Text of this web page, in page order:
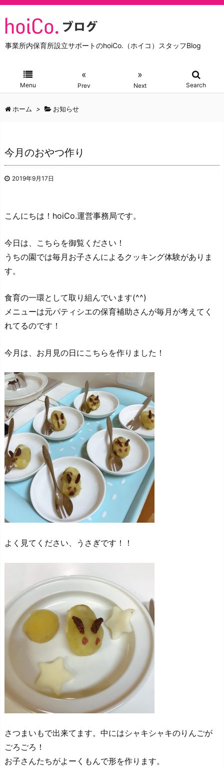
事業所内保育所設立サポートのhoiCo.（ホイコ）スタッフBlog
Menu
«
Prev
»
Next Search
ホーム > お知らせ
今月のおやつ作り
2019年9月17日
こんにちは！hoiCo.運営事務局です。
今日は、こちらを御覧ください！
うちの園では毎月お子さんによるクッキング体験がありま
す。
食育の一環として取り組んでいます(^^)
メニューは元パティシエの保育補助さんが毎月が考えてく
れてるのです！
今月は、お月見の日にこちらを作りました！
よく見てください、うさぎです！！
さつまいもで出来てます。中にはシャキシャキのりんごが
ごろごろ！
お子さんたちがよーくもんで形を作ります。